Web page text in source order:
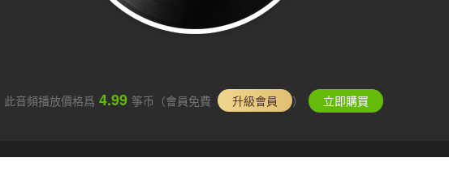
此音頻播放價格爲 4.99 筝币（會員免費 升級會員 ） 立即購買